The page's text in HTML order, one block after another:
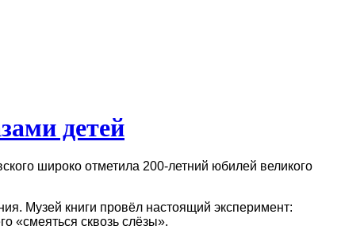
детей
широко отметила 200‑летний юбилей великого
Музей книги провёл настоящий эксперимент:
«смеяться сквозь слёзы».